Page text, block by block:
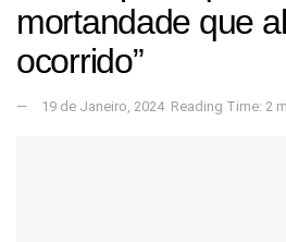
mortandade que
ocorrido”
19 de Janeiro, 2024 Reading Time: 2